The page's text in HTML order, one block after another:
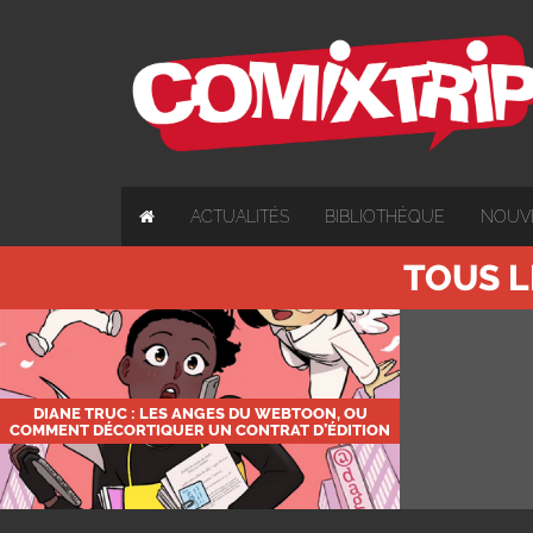
ACTUALITÉS BIBLIOTHÈQUE
TOUS
DIANE TRUC : LES ANGES DU WEBTOON, OU
COMMENT DÉCORTIQUER UN CONTRAT D’ÉDITION